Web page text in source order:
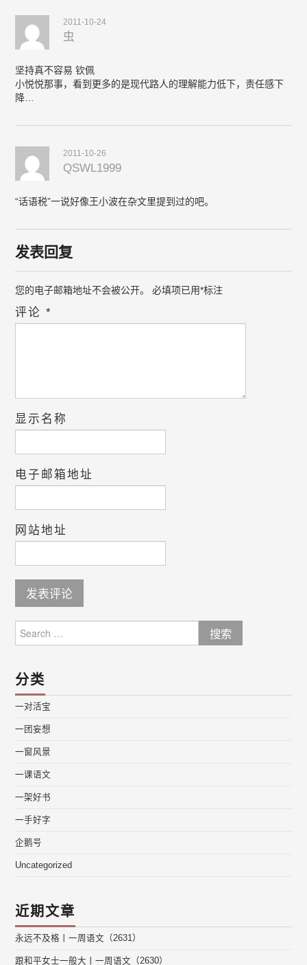
2011-10-24
虫
坚持真不容易 钦佩
小悦悦那事，看到更多的是现代路人的理解能力低下，责任感下
降…
2011-10-26
QSWL1999
“话语税”一说好像王小波在杂文里提到过的吧。
发表回复
您的电子邮箱地址不会被公开。 必填项已用*标注
评论*
显示名称
电子邮箱地址
网站地址
for:
分类
一对活宝
一团妄想
一窗风景
一课语文
一架好书
一手好字
企鹅号
Uncategorized
近期文章
永远不及格丨一周语文（2631）
跟和平女士一般大丨一周语文（2630）